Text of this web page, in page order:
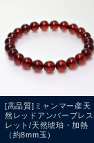
[高品質]ミャンマー産天
然レッドアンバーブレス
レット/天然琥珀・加熱
（約8mm玉）